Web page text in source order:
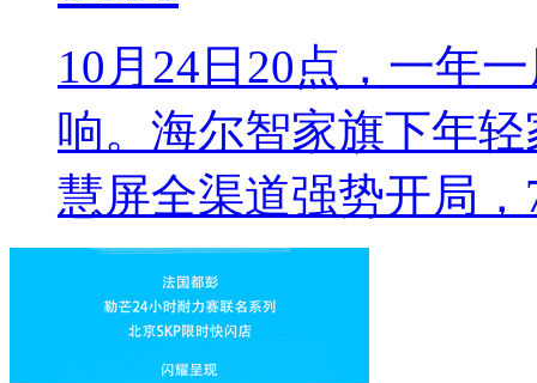
10月24日20点，一年
响。海尔智家旗下年
慧屏全渠道强势开局，